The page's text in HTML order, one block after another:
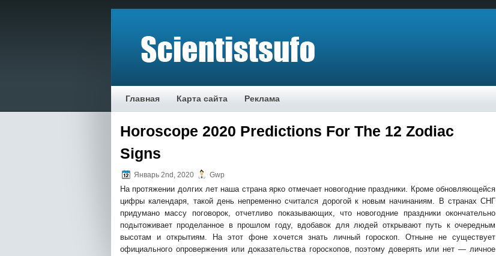
Главная Карта сайта Реклама
Horoscope 2020 Predictions For The 12 Zodiac
Signs
Январь 2nd, 2020 Gwp
На протяжении долгих лет наша страна ярко отмечает новогодние праздники. Кроме обновляющейся
цифры календаря, такой день непременно считался дорогой к новым начинаниям. В странах СНГ
придумано массу поговорок, отчетливо показывающих, что новогодние праздники окончательно
подытоживает проделанное в прошлом году, вдобавок для людей открывают путь к очередным
высотам и открытиям. На этот фоне хочется знать личный гороскоп. Отныне не существует
официального опровержения или доказательства гороскопов, поэтому доверять или нет — личное